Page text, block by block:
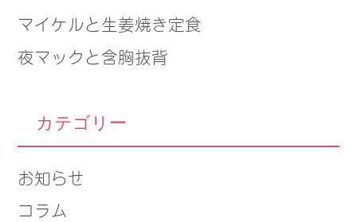
マイケルと生姜焼き定食
夜マックと含胸抜背
カテゴリー
お知らせ
コラム